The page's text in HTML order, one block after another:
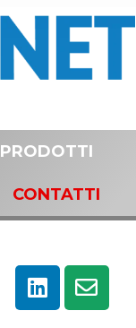
PRODOTTI
CONTATTI